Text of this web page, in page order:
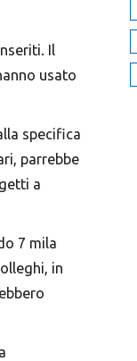
Il
usato
specifica
parrebbe
a
7 mila
in